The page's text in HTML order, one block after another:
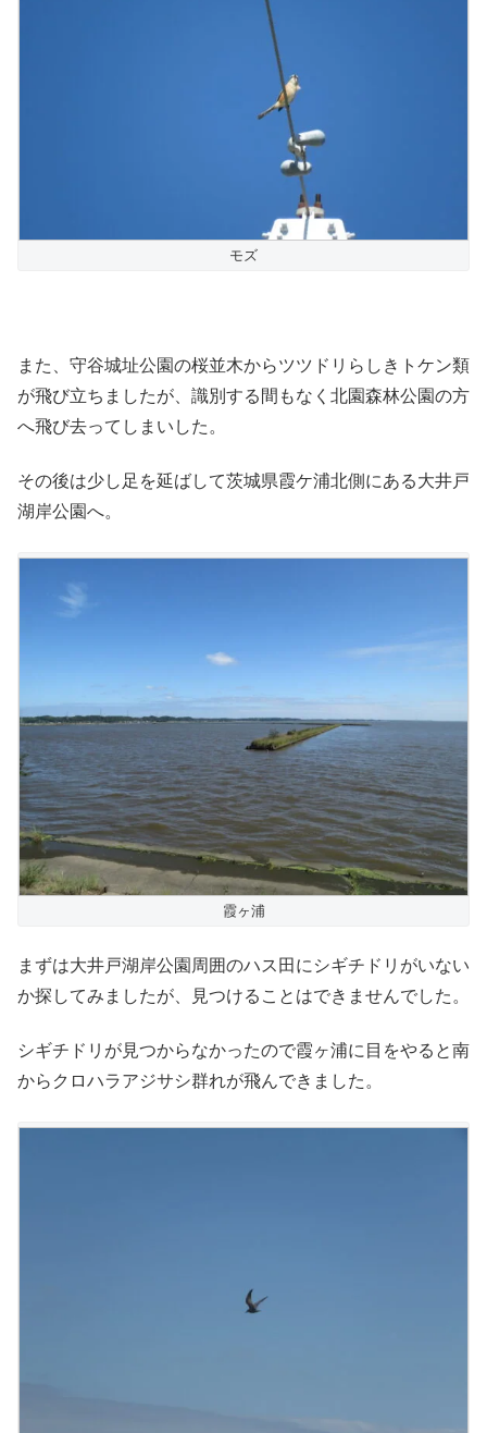
モズ
また、守谷城址公園の桜並木からツツドリらしきトケン類
が飛び立ちましたが、識別する間もなく北園森林公園の方
へ飛び去ってしまいした。
その後は少し足を延ばして茨城県霞ケ浦北側にある大井戸
湖岸公園へ。
霞ヶ浦
まずは大井戸湖岸公園周囲のハス田にシギチドリがいない
か探してみましたが、見つけることはできませんでした。
シギチドリが見つからなかったので霞ヶ浦に目をやると南
からクロハラアジサシ群れが飛んできました。